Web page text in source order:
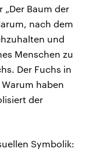
Baum der
nach dem
und
Menschen zu
Der Fuchs in
haben
der
Symbolik: